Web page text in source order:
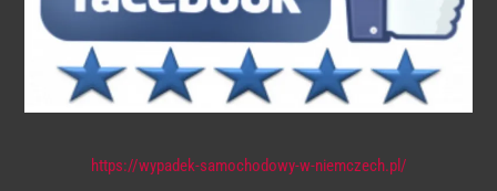
https://wypadek-samochodowy-w-niemczech.pl/